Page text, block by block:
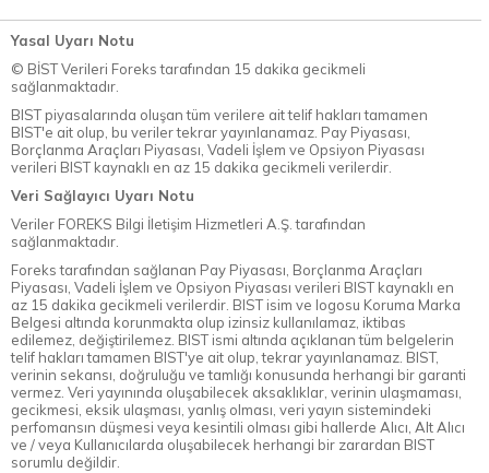
Yasal Uyarı Notu
© BİST Verileri Foreks tarafından 15 dakika gecikmeli
sağlanmaktadır.
BIST piyasalarında oluşan tüm verilere ait telif hakları tamamen
BIST'e ait olup, bu veriler tekrar yayınlanamaz. Pay Piyasası,
Borçlanma Araçları Piyasası, Vadeli İşlem ve Opsiyon Piyasası
verileri BIST kaynaklı en az 15 dakika gecikmeli verilerdir.
Veri Sağlayıcı Uyarı Notu
Veriler FOREKS Bilgi İletişim Hizmetleri A.Ş. tarafından
sağlanmaktadır.
Foreks tarafından sağlanan Pay Piyasası, Borçlanma Araçları
Piyasası, Vadeli İşlem ve Opsiyon Piyasası verileri BIST kaynaklı en
az 15 dakika gecikmeli verilerdir. BIST isim ve logosu Koruma Marka
Belgesi altında korunmakta olup izinsiz kullanılamaz, iktibas
edilemez, değiştirilemez. BIST ismi altında açıklanan tüm belgelerin
telif hakları tamamen BIST'ye ait olup, tekrar yayınlanamaz. BIST,
verinin sekansı, doğruluğu ve tamlığı konusunda herhangi bir garanti
vermez. Veri yayınında oluşabilecek aksaklıklar, verinin ulaşmaması,
gecikmesi, eksik ulaşması, yanlış olması, veri yayın sistemindeki
perfomansın düşmesi veya kesintili olması gibi hallerde Alıcı, Alt Alıcı
ve / veya Kullanıcılarda oluşabilecek herhangi bir zarardan BIST
sorumlu değildir.